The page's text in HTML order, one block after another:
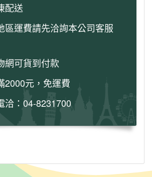
配送
區運費請先洽詢本公司客服
網可貨到付款
2000元，免運費
洽：04-8231700